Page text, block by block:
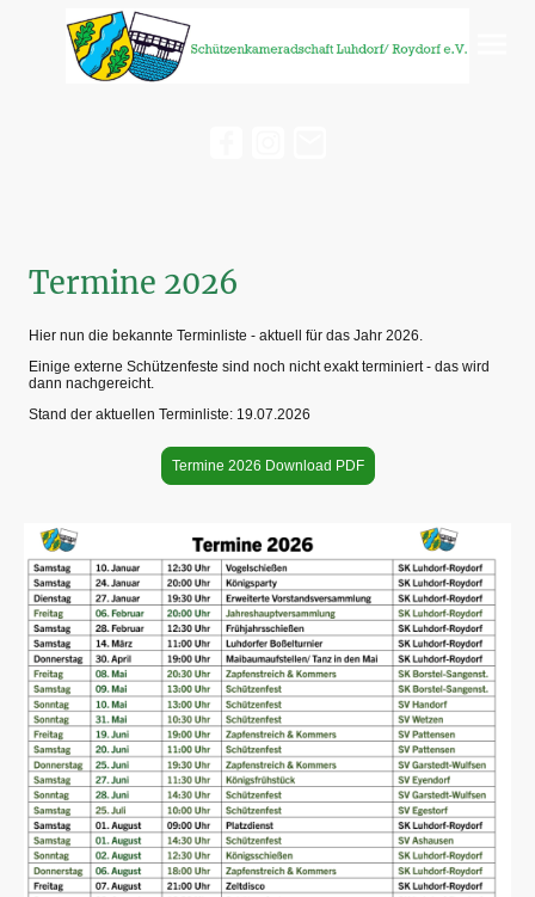
Termine 2026
Hier nun die bekannte Terminliste - aktuell für das Jahr 2026.
Einige externe Schützenfeste sind noch nicht exakt terminiert - das wird
dann nachgereicht.
Stand der aktuellen Terminliste: 19.07.2026
Termine 2026 Download PDF